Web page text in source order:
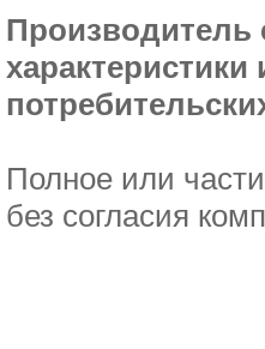
Производитель
Полное или
без согласия